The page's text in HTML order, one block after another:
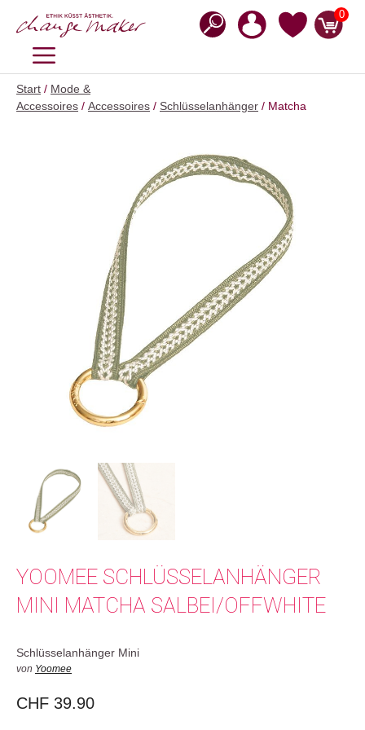
Inhalt
0
MENÜ
Start / Mode &
Accessoires / Accessoires / Schlüsselanhänger / Matcha
YOOMEE SCHLÜSSELANHÄNGER
MINI MATCHA SALBEI/OFFWHITE
Schlüsselanhänger Mini
von Yoomee
CHF 39.90